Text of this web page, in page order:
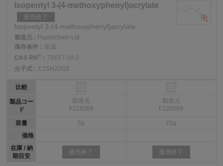
Isopentyl 3-(4-methoxyphenyl)acrylate
販売終了
Isopentyl 3-(4-methoxyphenyl)acrylate
製造元 : Fluorochem Ltd.
保存条件 : 室温
CAS RN ® : 71617-10-2
分子式 : C15H20O3
比較
製品コー
ド
容量
価格
在庫 / 納
期目安
製造元
F226569
5g
販売終了
製造元
F226569
25g
販売終了